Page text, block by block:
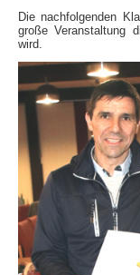
Die nachfolgenden
große Veranstaltung
wird.